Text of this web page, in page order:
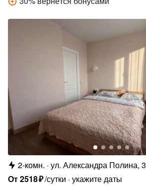
2-комн. ул. Александра Полина, 3
От2518₽/сутки укажите даты